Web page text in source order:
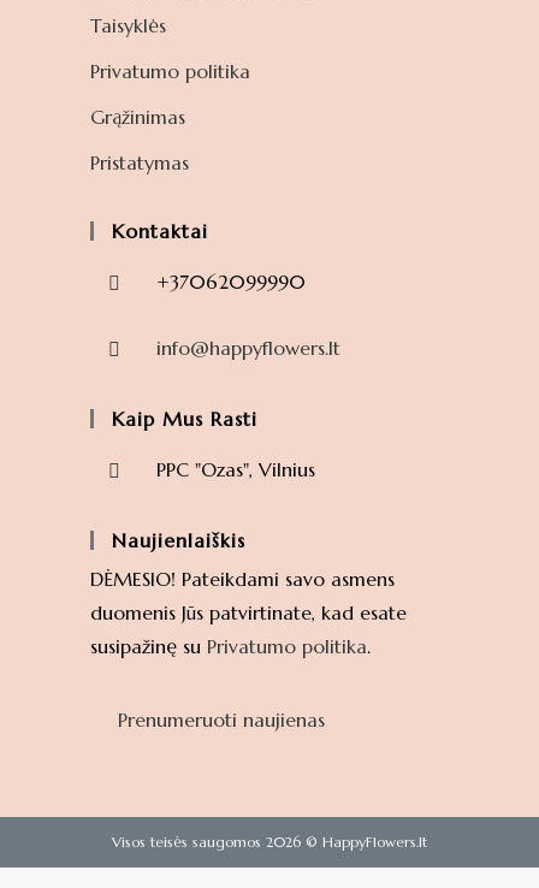
Taisyklės
Privatumo politika
Grąžinimas
Pristatymas
Kontaktai
+37062099990
info@happyflowers.lt
Kaip Mus Rasti
PPC "Ozas", Vilnius
Naujienlaiškis
DĖMESIO! Pateikdami savo asmens
duomenis Jūs patvirtinate, kad esate
susipažinę su Privatumo politika.
Prenumeruoti naujienas
Visos teisės saugomos 2026 © HappyFlowers.lt